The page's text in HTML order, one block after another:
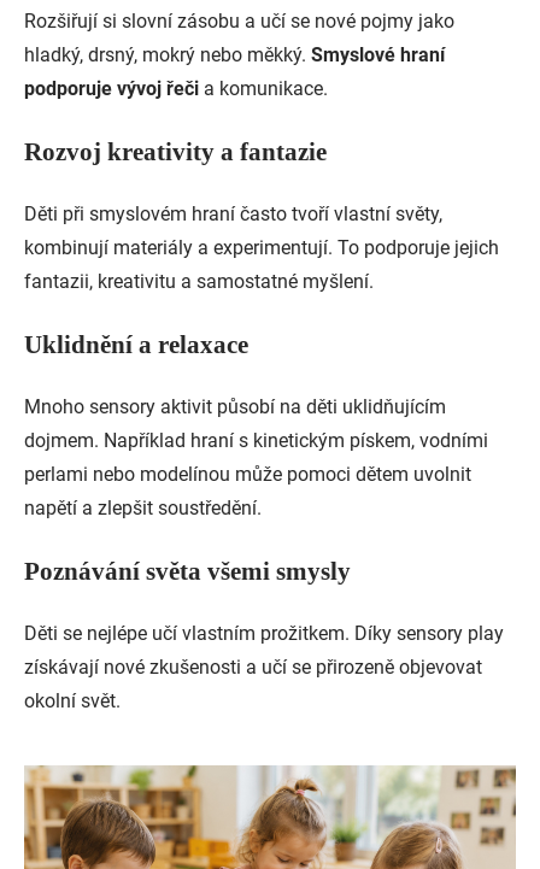
Rozšiřují si slovní zásobu a učí se nové pojmy jako
hladký, drsný, mokrý nebo měkký. Smyslové hraní
podporuje vývoj řeči a komunikace.
Rozvoj kreativity a fantazie
Děti při smyslovém hraní často tvoří vlastní světy,
kombinují materiály a experimentují. To podporuje jejich
fantazii, kreativitu a samostatné myšlení.
Uklidnění a relaxace
Mnoho sensory aktivit působí na děti uklidňujícím
dojmem. Například hraní s kinetickým pískem, vodními
perlami nebo modelínou může pomoci dětem uvolnit
napětí a zlepšit soustředění.
Poznávání světa všemi smysly
Děti se nejlépe učí vlastním prožitkem. Díky sensory play
získávají nové zkušenosti a učí se přirozeně objevovat
okolní svět.